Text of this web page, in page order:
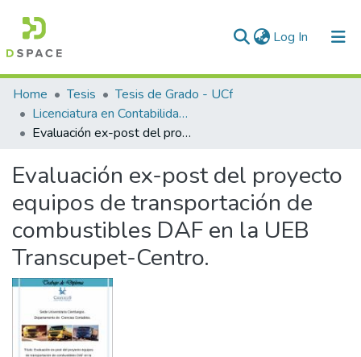
Log In (current)
Communities & Collections
All of DSpace
Home Tesis
Tesis de Grado - UCf
Licenciatura en Contabilidad y Finanzas
Evaluación ex-post del proyecto equipos de transportación de combustibles DAF en la UEB Transcupet-Centro.
Evaluación ex-post del proyecto
equipos de transportación de
combustibles DAF en la UEB
Transcupet-Centro.